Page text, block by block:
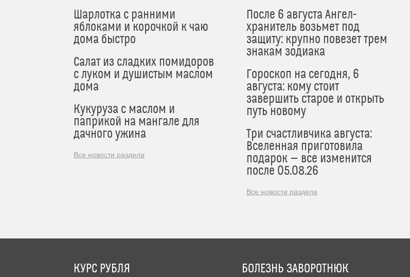
Шарлотка с ранними
яблоками и корочкой к чаю
дома быстро
Салат из сладких помидоров
с луком и душистым маслом
дома
Кукуруза с маслом и
паприкой на мангале для
дачного ужина
Все новости раздела
После 6 августа Ангел-
хранитель возьмет под
защиту: крупно повезет трем
знакам зодиака
Гороскоп на сегодня, 6
августа: кому стоит
завершить старое и открыть
путь новому
Три счастливчика августа:
Вселенная приготовила
подарок — все изменится
после 05.08.26
Все новости раздела
КУРС РУБЛЯ БОЛЕЗНЬ ЗАВОРОТНЮК